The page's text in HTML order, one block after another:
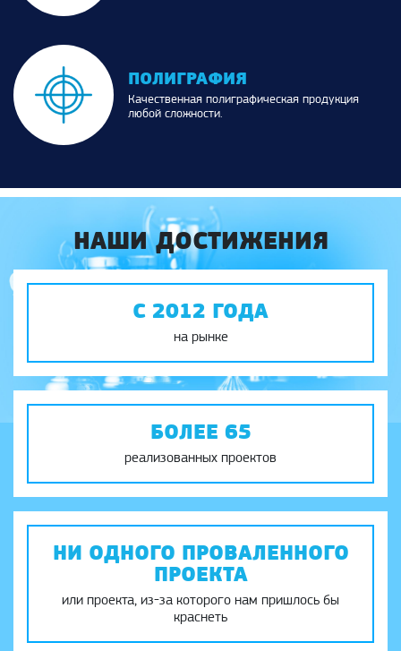
ПОЛИГРАФИЯ
Качественная полиграфическая продукция
любой сложности.
НАШИ ДОСТИЖЕНИЯ
С 2012 ГОДА
на рынке
БОЛЕЕ 65
реализованных проектов
НИ ОДНОГО ПРОВАЛЕННОГО
ПРОЕКТА
или проекта, из-за которого нам пришлось бы
краснеть